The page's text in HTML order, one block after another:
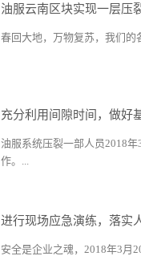
油服云南区块实现一层压
春回大地，万物复苏，我们的
充分利用间隙时间，做好
油服系统压裂一部人员2018
作。...
进行现场应急演练，落实
安全是企业之魂，2018年3月